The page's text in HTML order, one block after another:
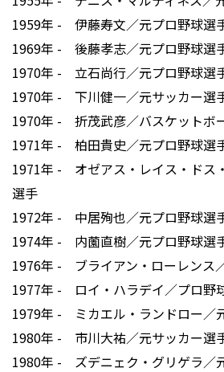
1959年 - 伊藤寿文／元プロ野球選
1969年 - 後藤孝志／元プロ野球選
1970年 - 立石尚行／元プロ野球選
1970年 - 下川健一／元サッカー選
1970年 - 折茂武彦／バスケットボ
1971年 - 柏田貴史／元プロ野球選
1971年 - オゼアス・レイス・ドス
選手
1972年 - 中居殉也／元プロ野球選
1974年 - 内薗直樹／元プロ野球選
1976年 - ブライアン・ローレンス
1977年 - ロイ・ハラデイ／プロ野
1979年 - ミカエル・ランドロー／
1980年 - 市川大祐／元サッカー選
1980年 - ズデニェク・グリゲラ／